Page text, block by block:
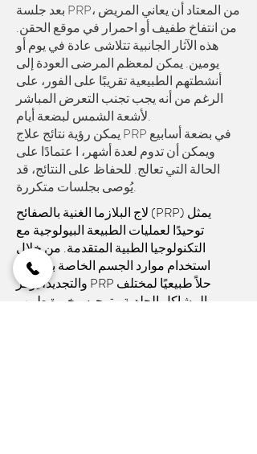
بعد جلسة PRP، من المعتاد أن يعاني المريض
من انتفاخ طفيف أو احمرار في موقع الحقن.
هذه الآثار الجانبية تتلاشى عادة في يوم أو
يومين. يمكن لمعظم المرضى العودة إلى
أنشطتهم الطبيعية تقريبًا على الفور، على
الرغم من أنه يجب تجنب التعرض المباشر
لأشعة الشمس لبضعة أيام.
يمكن رؤية نتائج علاج PRP في بضعة أسابيع
ويمكن أن تدوم لعدة أشهر، ا عتمادًا على
الحالة التي تعالج. للحفاظ على النتائج، قد
يُوصى بجلسات متكررة.
لاج البلازما الغنية بالصفائح (PRP) يمثل
توحيدًا لعمليات الطبيعة البيولوجية مع
التكنولوجيا الطبية المتقدمة. من خلال
استخدام موارد الجسم الخاصة بالشفاء
والتجديد، يوفر PRP حلاً طبيعيًا لمختلف
المشاكل الجلدية. بتوجيه وخبرة طبيب